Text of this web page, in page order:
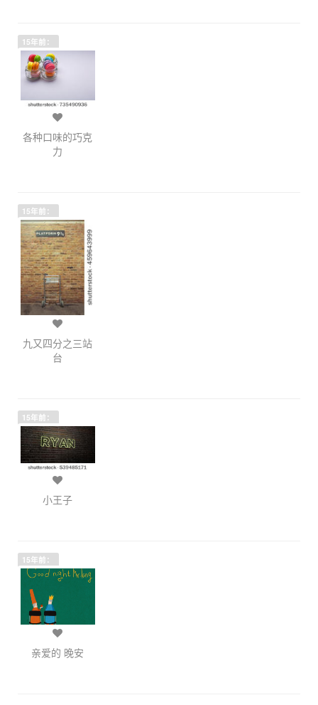
15年前：
各种口味的巧克
力
15年前：
九又四分之三站
台
15年前：
小王子
15年前：
亲爱的 晚安